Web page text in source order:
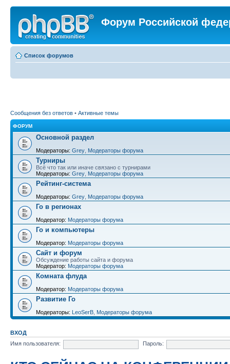
Форум Российской
Список форумов
Сообщения без ответов • Активные темы
ФОРУМ
Основной раздел
Модераторы: Grey Модераторы форума
Турниры
Всё что так или иначе связано с турнирами
Модераторы: Grey Модераторы форума
Рейтинг-система
Модераторы: Grey Модераторы форума
Го в регионах
Модератор: Модераторы форума
Го и компьютеры
Модератор: Модераторы форума
Сайт и форум
Обсуждение работы сайта и форума
Модератор: Модераторы форума
Комната флуда
Модератор: Модераторы форума
Развитие Го
Модераторы: LeoSerB Модераторы форума
ВХОД
Имя пользователя:
Пароль: